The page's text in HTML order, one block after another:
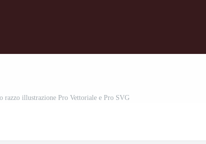
razzo illustrazione Pro Vettoriale e Pro SVG